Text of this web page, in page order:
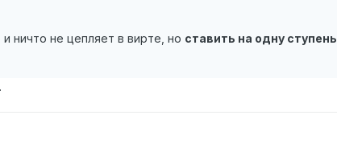
ничто не цепляет в вирте, но ставить на одну ступень